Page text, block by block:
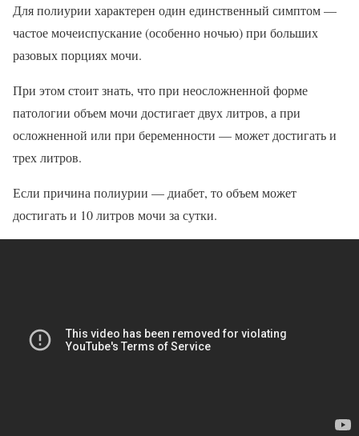
Для полиурии характерен один единственный симптом —
частое мочеиспускание (особенно ночью) при больших
разовых порциях мочи.
При этом стоит знать, что при неосложненной форме
патологии объем мочи достигает двух литров, а при
осложненной или при беременности — может достигать и
трех литров.
Если причина полиурии — диабет, то объем может
достигать и 10 литров мочи за сутки.